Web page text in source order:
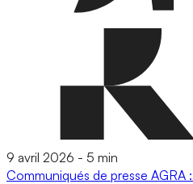
9 avril 2026 - 5 min
Communiqués de presse AGRA